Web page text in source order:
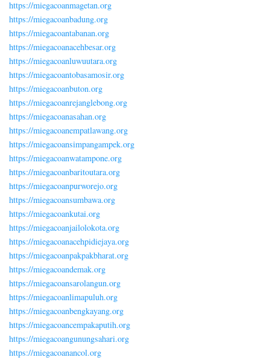
https://miegacoanmagetan.org
https://miegacoanbadung.org
https://miegacoantabanan.org
https://miegacoanacehbesar.org
https://miegacoanluwuutara.org
https://miegacoantobasamosir.org
https://miegacoanbuton.org
https://miegacoanrejanglebong.org
https://miegacoanasahan.org
https://miegacoanempatlawang.org
https://miegacoansimpangampek.org
https://miegacoanwatampone.org
https://miegacoanbaritoutara.org
https://miegacoanpurworejo.org
https://miegacoansumbawa.org
https://miegacoankutai.org
https://miegacoanjailolokota.org
https://miegacoanacehpidiejaya.org
https://miegacoanpakpakbharat.org
https://miegacoandemak.org
https://miegacoansarolangun.org
https://miegacoanlimapuluh.org
https://miegacoanbengkayang.org
https://miegacoancempakaputih.org
https://miegacoangunungsahari.org
https://miegacoanancol.org